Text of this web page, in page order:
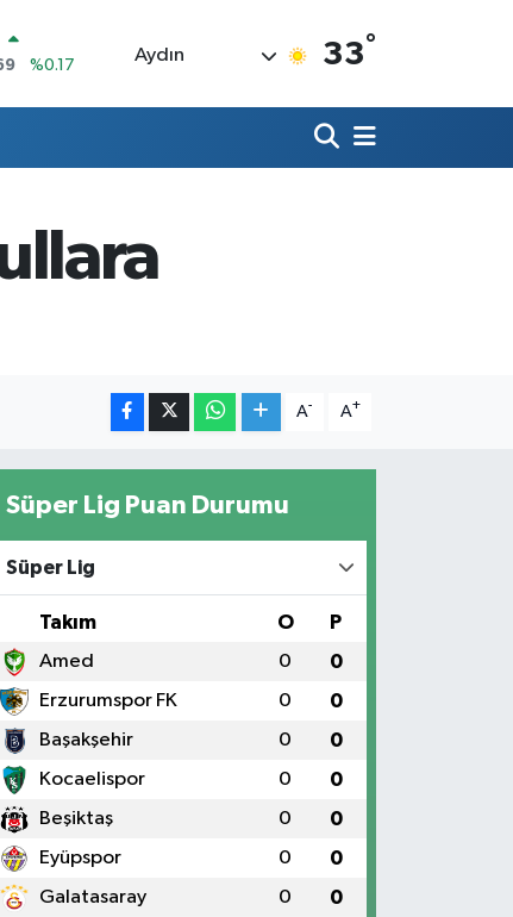
%0.17
Aydın 33°
A- A+
Süper Lig Puan Durumu
Süper Lig
Takım O P
Amed 0 0
Erzurumspor FK 0 0
Başakşehir 0 0
Kocaelispor 0 0
Beşiktaş 0 0
Eyüpspor 0 0
Galatasaray 0 0